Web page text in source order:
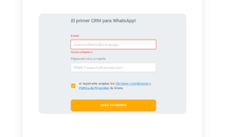
communiquer à partir de
canaux, les plus importants étant
WhatsApp et Facebook
Messenger.